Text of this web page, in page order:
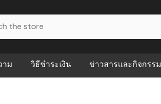
ม วิธีชำระเงิน ข่าวสารและกิจกรรม